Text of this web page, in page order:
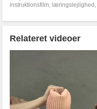
instruktionsfilm, læringslejlighed ,
Relateret videoer